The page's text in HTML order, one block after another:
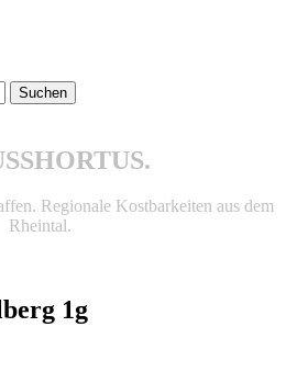
Regionale Kostbarkeiten aus dem
Rheintal.
1g